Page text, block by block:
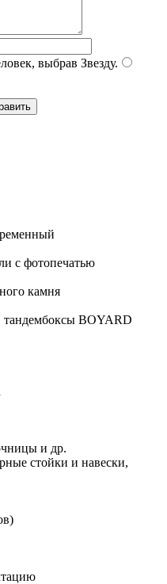
выбрав Звезду.
с фотопечатью
камня
BOYARD
и др.
стойки и навески,